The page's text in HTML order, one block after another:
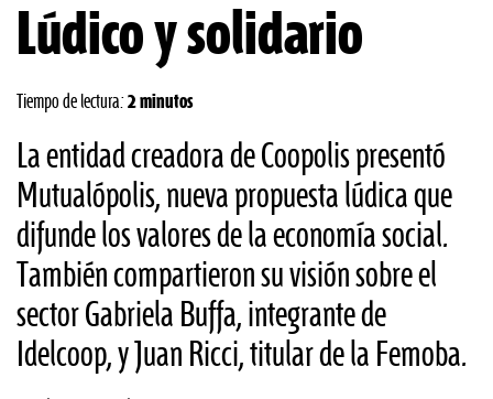
Lúdico y solidario
Tiempo de lectura: 2 minutos
La entidad creadora de Coopolis presentó
Mutualópolis, nueva propuesta lúdica que
difunde los valores de la economía social.
También compartieron su visión sobre el
sector Gabriela Buffa, integrante de
Idelcoop, y Juan Ricci, titular de la Femoba.